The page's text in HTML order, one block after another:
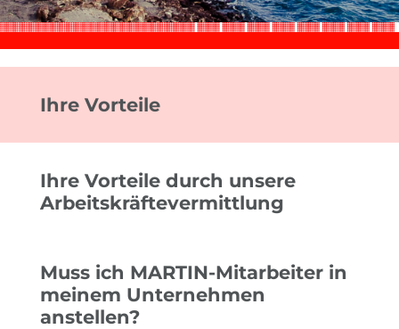
LEITBILD
ZERTIFIKATE
FÜR KUNDEN
IHRE VORTEILE
FÜR MITARBEITER
IHRE VORTEILE
Ihre Vorteile
Ihre Vorteile durch unsere
Arbeitskräftevermittlung
Muss ich MARTIN-Mitarbeiter in
meinem Unternehmen
anstellen?